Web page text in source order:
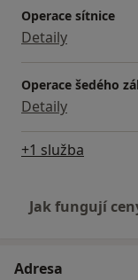
Operace sítnice
Detaily
Operace šedého
Detaily
+1 služba
Jak fungují
Adresa